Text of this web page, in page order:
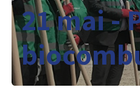
21 mai -